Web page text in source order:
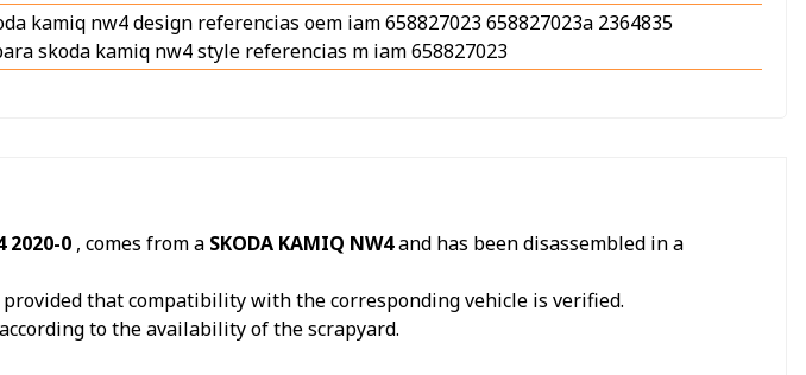
kamiq nw4 design referencias oem iam 658827023 658827023a 2364835
skoda kamiq nw4 style referencias m iam 658827023
2020-0 , comes from a SKODA KAMIQ NW4and has been disassembled in a
that compatibility with the corresponding vehicle is verified.
to the availability of the scrapyard.